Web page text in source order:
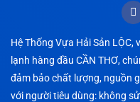
Hệ Thống Vựa Hải Sản
lạnh hàng đầu CẦN THƠ,
đảm bảo chất lượng, nguồn
với người tiêu dùng: không